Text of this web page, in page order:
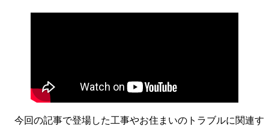
今回の記事で登場した工事やお住まいのトラブルに関連す